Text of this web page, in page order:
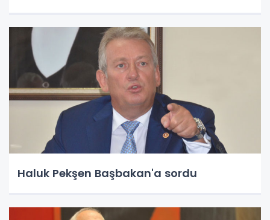
Haluk Pekşen Başbakan'a sordu